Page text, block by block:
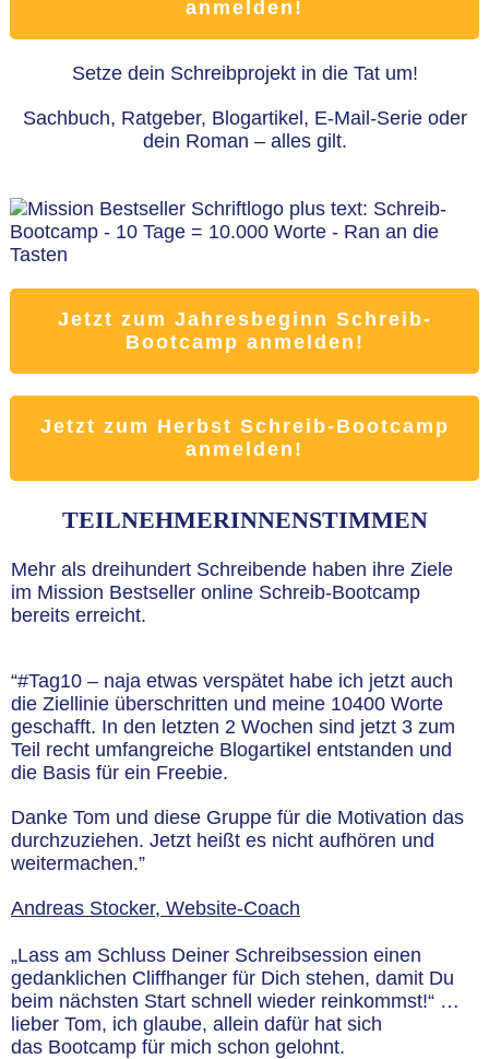
anmelden!
Setze dein Schreibprojekt in die Tat um!
Sachbuch, Ratgeber, Blogartikel, E-Mail-Serie oder
dein Roman – alles gilt.
Jetzt zum Jahresbeginn Schreib-
Bootcamp anmelden!
Jetzt zum Herbst Schreib-Bootcamp
anmelden!
TEILNEHMERINNENSTIMMEN
Mehr als dreihundert Schreibende haben ihre Ziele
im Mission Bestseller online Schreib-Bootcamp
bereits erreicht.
“#Tag10 – naja etwas verspätet habe ich jetzt auch
die Ziellinie überschritten und meine 10400 Worte
geschafft. In den letzten 2 Wochen sind jetzt 3 zum
Teil recht umfangreiche Blogartikel entstanden und
die Basis für ein Freebie.
Danke Tom und diese Gruppe für die Motivation das
durchzuziehen. Jetzt heißt es nicht aufhören und
weitermachen.”
Andreas Stocker, Website-Coach
„Lass am Schluss Deiner Schreibsession einen
gedanklichen Cliffhanger für Dich stehen, damit Du
beim nächsten Start schnell wieder reinkommst!“ …
lieber Tom, ich glaube, allein dafür hat sich
das Bootcamp für mich schon gelohnt.